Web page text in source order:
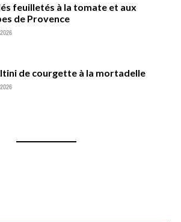
feuilletés à la tomate et aux
de Provence
de courgette à la mortadelle